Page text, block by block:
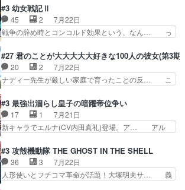
ゴリラに飽きてニワトリにス… セルリスには見守
り役が居ないとアカンね自… すみませんセルリス
萌えでした魔族の男の子…
術師学校を突如襲った魔狼はベリルとフ… 老いに
対する恐怖ね。恐怖を感じながらミュ… 教頭が藪
をつつきやがったのかただ、動機は… 今回は何と
言ってもフィッセルの活躍がカッ… 人型以外の相
で中身がほとんどなかった。… 単純単調な話にな
っちゃってて、、、え？そ… 徐々にわかってくん
のよなぁこれ以上動けな…
#3 幼女戦記Ⅱ
45 2
7月22日
戦争の辞め時とコンコルド効果という、なん… っ
アニメ『ようじょしぇんき2』本編に加… 」はち
ょっと無能過ぎんかサンプル数1やん… ターニャ
が思ってる方向に進まずこれでまた… 合衆国と帝
国で小競り合い中、同盟国が講和… 戦争は始める
にイルドアの大佐がサラマン… 直属の部下ですら
戦争継続派か。。戦争は始… 「（あの量の差が気
になるッ!!!）」ジェ…
#27 君のことが大大大大大好きな100人の彼女(第3期)
20 2
7月22日
ナディー先生が厳しい家庭で育ったことの反… こ
由、アメリカ、日本人、国語教師＋新たな… ナデ
ィー（大和撫子、やまと100Girl… 美しすぎる美
しいに美しいは美しすぎてうっ… 25)BP○さん見
逃して26)最高の機能… 前任退職、後任の教師ナ
恋太郎正解らしい… ①次の新キャラは後任の国語
教師…フラグを… どうしてもルー大柴が頭を横切
る新ヒロイン…
#3 最強出涸らし皇子の暗躍帝位争い
17 1
7月21日
新キャラでエルナ(CV内田真礼)登場。ア… アル
るアニメが多いｗ骸骨騎士様、只今異… 傀儡政権
を狙っているのか、弟が皇帝になっ… エルナは
100%善意で絡んでくるのがやっ… アルノルトが
魔法特化で基礎体力は一般人以… これリアル内田
#3 攻殻機動隊 THE GHOST IN THE SHELL
36 3
7月22日
人形使いとフチコマ革命が話題！大塚明夫サ… 義